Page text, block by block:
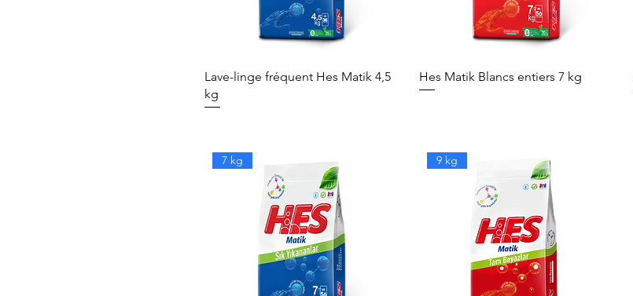
Lave-linge fréquent Hes Matik 4,5
kg
Hes Matik Blancs entiers 7 kg
7 kg 9 kg